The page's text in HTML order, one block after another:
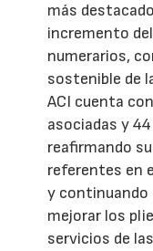
más
incremento
numerarios,
sostenible de
ACI cuenta
asociadas y
reafirmando
referentes en
y continuando
mejorar los
servicios de